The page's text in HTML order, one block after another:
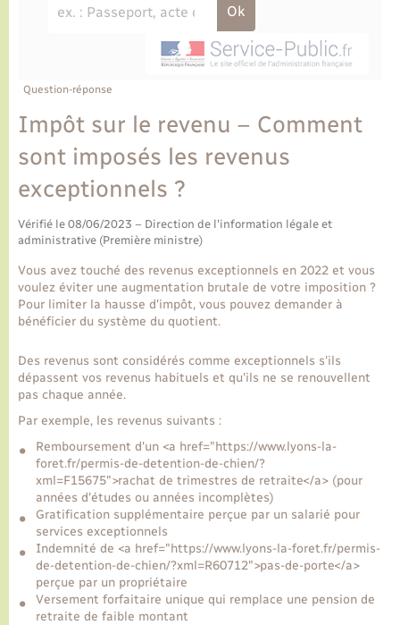
Bulletins d'informations communales
Le personnel municipal
Comment venir à Lyons-la-Forêt
Plan interactif
Présentation de la commune
Histoire et patrimoine
L’intercommunalité
Permis de détention de chien
Social
CIDFF
Etat-civil - Papiers - Citoyenneté
Logement - Urbanisme
Loisirs
Marchés de Lyons-la-Forêt
Nouvel habitant
Numérique et services - accompagnement
Seniors
Transports
Transports scolaires
Voirie et espace public
Travaux - Autorisation d’occupation de l’espace
Question-réponse
Impôt sur le revenu – Comment
sont imposés les revenus
exceptionnels ?
Vérifié le 08/06/2023 – Direction de l'information légale et
administrative (Première ministre)
Vous avez touché des revenus exceptionnels en 2022 et vous
voulez éviter une augmentation brutale de votre imposition ?
Pour limiter la hausse d'impôt, vous pouvez demander à
bénéficier du système du quotient.
Des revenus sont considérés comme exceptionnels s'ils
dépassent vos revenus habituels et qu'ils ne se renouvellent
pas chaque année.
Par exemple, les revenus suivants :
Remboursement d'un <a href="https://www.lyons-la-
foret.fr/permis-de-detention-de-chien/?
xml=F15675">rachat de trimestres de retraite</a> (pour
années d'études ou années incomplètes)
Gratification supplémentaire perçue par un salarié pour
services exceptionnels
Indemnité de <a href="https://www.lyons-la-foret.fr/permis-
de-detention-de-chien/?xml=R60712">pas-de-porte</a>
perçue par un propriétaire
Versement forfaitaire unique qui remplace une pension de
retraite de faible montant